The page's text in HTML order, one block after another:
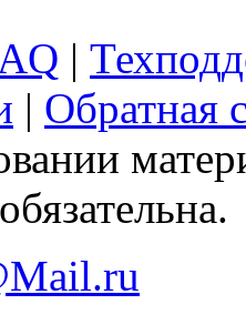
|
| Обратная